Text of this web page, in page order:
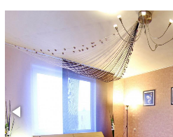
Сравнение